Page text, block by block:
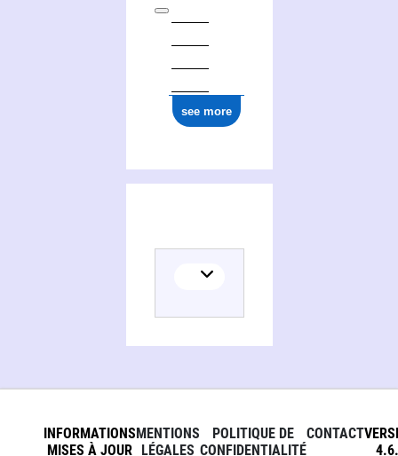
see more
INFORMATIONS
MISES À JOUR
MENTIONS
LÉGALES
POLITIQUE DE
CONFIDENTIALITÉ
CONTACT